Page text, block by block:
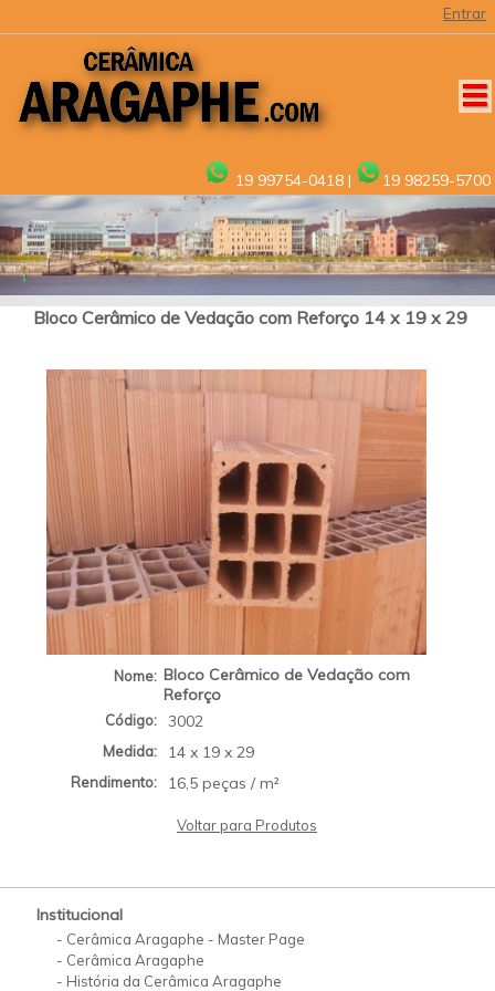
19 99754-0418 | 19 98259-5700
Bloco Cerâmico de Vedação com Reforço 14 x 19 x 29
Nome: Bloco Cerâmico de Vedação com
Reforço
Código: 3002
Medida: 14 x 19 x 29
Rendimento: 16,5 peças / m²
Voltar para Produtos
Institucional
- Cerâmica Aragaphe - Master Page
- Cerâmica Aragaphe
- História da Cerâmica Aragaphe